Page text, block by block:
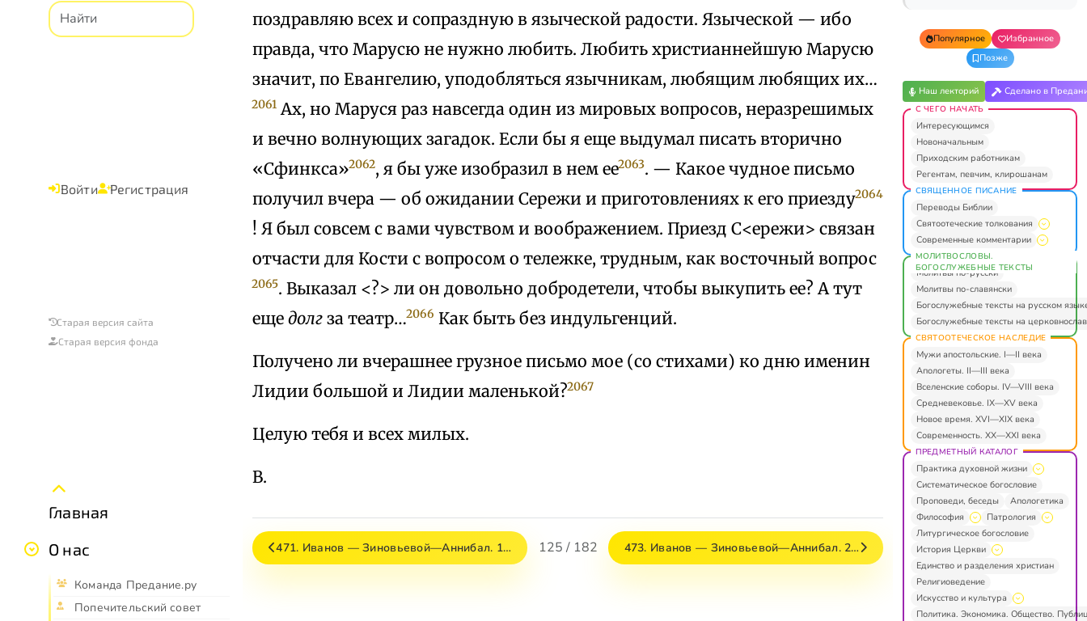
Войти Регистрация
Старая версия сайта
Старая версия фонда
Главная
О нас
Команда Предание.ру
Попечительский совет
поздравляю всех и сопраздную в языческой радости. Языческой — ибо
правда, что Марусю не нужно любить. Любить христианнейшую Марусю
значит, по Евангелию, уподобляться язычникам, любящим любящих их…
2061Ах, но Маруся раз навсегда один из мировых вопросов, неразрешимых
и вечно волнующих загадок. Если бы я еще выдумал писать вторично
«Сфинкса»2062, я бы уже изобразил в нем ее2063. — Какое чудное письмо
получил вчера — об ожидании Сережи и приготовлениях к его приезду2064
! Я был совсем с вами чувством и воображением. Приезд С<ережи> связан
отчасти для Кости с вопросом о тележке, трудным, как восточный вопрос
2065. Выказал <?> ли он довольно добродетели, чтобы выкупить ее? А тут
еще долг за театр…2066 Как быть без индульгенций.
Получено ли вчерашнее грузное письмо мое (со стихами) ко дню именин
Лидии большой и Лидии маленькой?2067
Целую тебя и всех милых.
В.
471. Иванов — Зиновьевой—Аннибал. 1… 125 / 182 473. Иванов — Зиновьевой—Аннибал. 2…
Популярное
Избранное
Позже
Наш лекторий Сделано в
С ЧЕГО НАЧАТЬ
Интересующимся
Новоначальным
Приходским работникам
Регентам, певчим, клирошанам
СВЯЩЕННОЕ ПИСАНИЕ
Переводы Библии
Святоотеческие толкования
Современные комментарии
МОЛИТВОСЛОВЫ.
БОГОСЛУЖЕБНЫЕ ТЕКСТЫ
Молитвы по-русски
Молитвы по-славянски
Богослужебные тексты на русском
Богослужебные тексты на
СВЯТООТЕЧЕСКОЕ НАСЛЕДИЕ
Мужи апостольские. I—II века
Апологеты. II—III века
Вселенские соборы. IV—VIII века
Средневековье. IX—XV века
Новое время. XVI—XIX века
Современность. XX—XXI века
ПРЕДМЕТНЫЙ КАТАЛОГ
Практика духовной жизни
Систематическое богословие
Проповеди, беседы
Апологетика
Философия
Патрология
Литургическое богословие
История Церкви
Единство и разделения христиан
Религиоведение
Искусство и культура
Политика. Экономика. Общество.